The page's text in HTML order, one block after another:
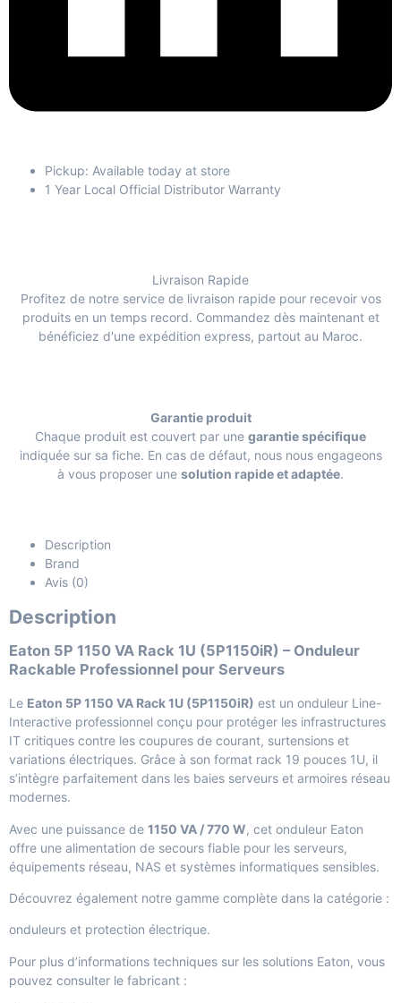
Pickup: Available today at store
1 Year Local Official Distributor Warranty
Livraison Rapide
Profitez de notre service de livraison rapide pour recevoir vos
produits en un temps record. Commandez dès maintenant et
bénéficiez d'une expédition express, partout au Maroc.
Garantie produit
Chaque produit est couvert par une garantie spécifique
indiquée sur sa fiche. En cas de défaut, nous nous engageons
à vous proposer une solution rapide et adaptée.
Description
Brand
Avis (0)
Description
Eaton 5P 1150 VA Rack 1U (5P1150iR) – Onduleur
Rackable Professionnel pour Serveurs
Le Eaton 5P 1150 VA Rack 1U (5P1150iR) est un onduleur Line-
Interactive professionnel conçu pour protéger les infrastructures
IT critiques contre les coupures de courant, surtensions et
variations électriques. Grâce à son format rack 19 pouces 1U, il
s’intègre parfaitement dans les baies serveurs et armoires réseau
modernes.
Avec une puissance de 1150 VA / 770 W, cet onduleur Eaton
offre une alimentation de secours fiable pour les serveurs,
équipements réseau, NAS et systèmes informatiques sensibles.
Découvrez également notre gamme complète dans la catégorie :
onduleurs et protection électrique.
Pour plus d’informations techniques sur les solutions Eaton, vous
pouvez consulter le fabricant :